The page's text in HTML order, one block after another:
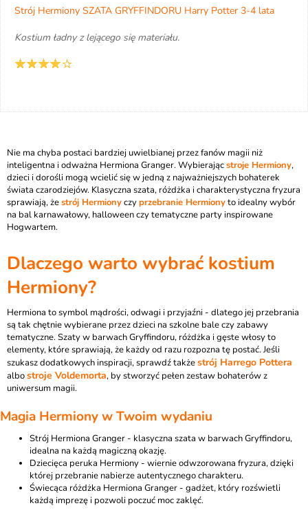
Strój Hermiony SZATA GRYFFINDORU Harry Potter 3-4 lata
Kostium ładny z lejącego się materiału.
Nie ma chyba postaci bardziej uwielbianej przez fanów magii niż
inteligentna i odważna Hermiona Granger. Wybierającstroje Hermiony,
dzieci i dorośli mogą wcielić się w jedną z najważniejszych bohaterek
świata czarodziejów. Klasyczna szata, różdżka i charakterystyczna fryzura
sprawiają, żestrój Hermionyczyprzebranie Hermionyto idealny wybór
na bal karnawałowy, halloween czy tematyczne party inspirowane
Hogwartem.
Dlaczego warto wybrać kostium
Hermiony?
Hermiona to symbol mądrości, odwagi i przyjaźni - dlatego jej przebrania
są tak chętnie wybierane przez dzieci na szkolne bale czy zabawy
tematyczne. Szaty w barwach Gryffindoru, różdżka i gęste włosy to
elementy, które sprawiają, że każdy od razu rozpozna tę postać. Jeśli
szukasz dodatkowych inspiracji, sprawdź takżestrój Harrego Pottera
albostroje Voldemorta, by stworzyć pełen zestaw bohaterów z
uniwersum magii.
Magia Hermiony w Twoim wydaniu
Strój Hermiona Granger - klasyczna szata w barwach Gryffindoru,
idealna na każdą magiczną okazję.
Dziecięca peruka Hermiony - wiernie odwzorowana fryzura, dzięki
której przebranie nabierze autentycznego charakteru.
Świecąca różdżka Hermiona Granger - gadżet, który rozświetli
każdą imprezę i pozwoli poczuć moc zaklęć.